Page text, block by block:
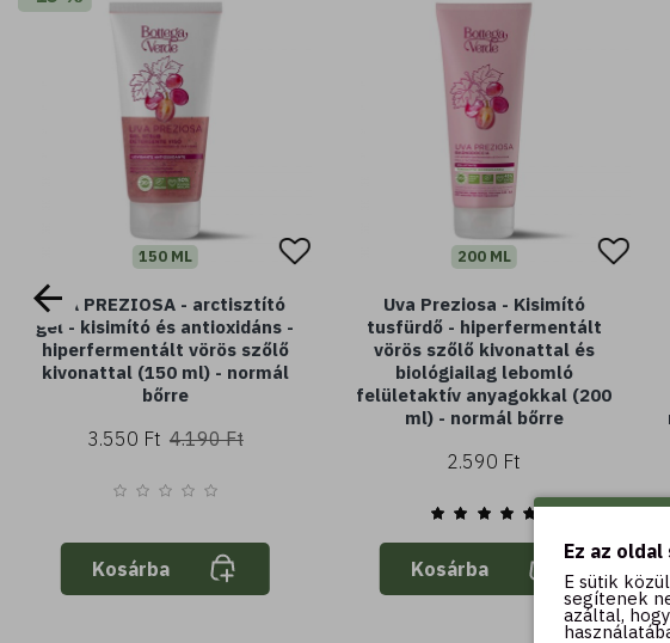
150 ML
UVA PREZIOSA - arctisztító
gél - kisimító és antioxidáns -
hiperfermentált vörös szőlő
kivonattal (150 ml) - normál
bőrre
3.550 Ft 4.190 Ft
Kosárba
200 ML
Uva Preziosa - Kisimító
tusfürdő - hiperfermentált
vörös szőlő kivonattal és
biológiailag lebomló
felületaktív anyagokkal (200
ml) - normál bőrre
2.590 Ft
Kosárba
Ez az
E sütik
segítenek
azáltal,